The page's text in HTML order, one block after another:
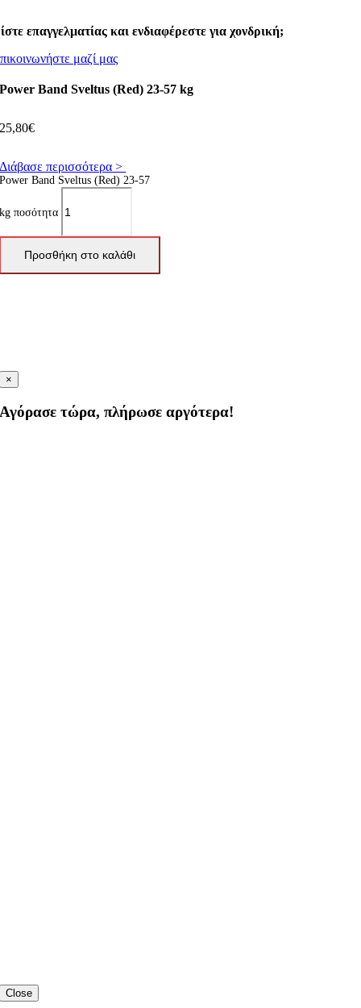
επαγγελματίας και ενδιαφέρεστε για χονδρική;
μαζί μας
Power Band Sveltus (Red) 23-57 kg
25,80€
Διάβασε περισσότερα >
Power Band Sveltus (Red) 23-57
kg ποσότητα
Προσθήκη στο καλάθι
×
Αγόρασε τώρα, πλήρωσε αργότερα!
Close